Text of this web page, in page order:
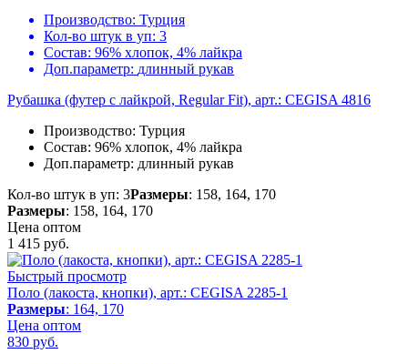
Производство: Турция
Кол-во штук в уп: 3
Состав: 96% хлопок, 4% лайкра
Доп.параметр: длинный рукав
Рубашка (футер с лайкрой, Regular Fit), арт.: CEGISA 4816
Производство: Турция
Состав: 96% хлопок, 4% лайкра
Доп.параметр: длинный рукав
Кол-во штук в уп: 3Размеры: 158, 164, 170
Размеры: 158, 164, 170
Цена оптом
1 415 руб.
Быстрый просмотр
Поло (лакоста, кнопки), арт.: CEGISA 2285-1
Размеры: 164, 170
Цена оптом
830 руб.